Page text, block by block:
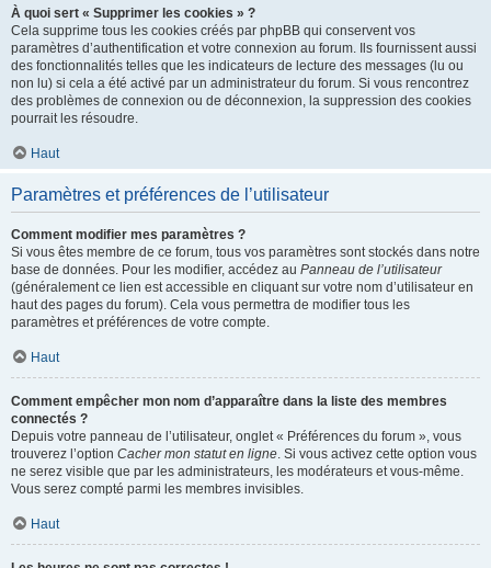
À quoi sert « Supprimer les cookies » ?
Cela supprime tous les cookies créés par phpBB qui conservent vos
paramètres d’authentification et votre connexion au forum. Ils fournissent aussi
des fonctionnalités telles que les indicateurs de lecture des messages (lu ou
non lu) si cela a été activé par un administrateur du forum. Si vous rencontrez
des problèmes de connexion ou de déconnexion, la suppression des cookies
pourrait les résoudre.
Haut
Paramètres et préférences de l’utilisateur
Comment modifier mes paramètres ?
Si vous êtes membre de ce forum, tous vos paramètres sont stockés dans notre
base de données. Pour les modifier, accédez au Panneau de l’utilisateur
(généralement ce lien est accessible en cliquant sur votre nom d’utilisateur en
haut des pages du forum). Cela vous permettra de modifier tous les
paramètres et préférences de votre compte.
Haut
Comment empêcher mon nom d’apparaître dans la liste des membres
connectés ?
Depuis votre panneau de l’utilisateur, onglet « Préférences du forum », vous
trouverez l’option Cacher mon statut en ligne. Si vous activez cette option vous
ne serez visible que par les administrateurs, les modérateurs et vous-même.
Vous serez compté parmi les membres invisibles.
Haut